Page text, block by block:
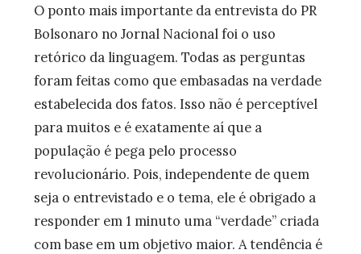
O ponto mais importante da entrevista do PR
Bolsonaro no Jornal Nacional foi o uso
retórico da linguagem. Todas as perguntas
foram feitas como que embasadas na verdade
estabelecida dos fatos. Isso não é perceptível
para muitos e é exatamente aí que a
população é pega pelo processo
revolucionário. Pois, independente de quem
seja o entrevistado e o tema, ele é obrigado a
responder em 1 minuto uma “verdade” criada
com base em um objetivo maior. A tendência é